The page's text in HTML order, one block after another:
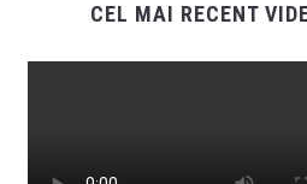
CEL MAI RECENT